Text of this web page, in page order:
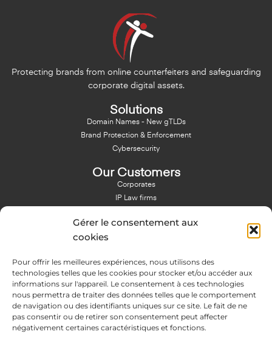
Gérer le consentement aux
cookies
Pour offrir les meilleures expériences, nous utilisons des
technologies telles que les cookies pour stocker et/ou accéder aux
informations sur l'appareil. Le consentement à ces technologies
nous permettra de traiter des données telles que le comportement
de navigation ou des identifiants uniques sur ce site. Le fait de ne
pas consentir ou de retirer son consentement peut affecter
négativement certaines caractéristiques et fonctions.
Protecting brands from online counterfeiters and safeguarding
corporate digital assets.
Solutions
Domain Names - New gTLDs
Brand Protection & Enforcement
Cybersecurity
Our Customers
Corporates
IP Law firms
Resources & Blog
NFT - News From There
Domain Names Search
About Us
Expertise
Team